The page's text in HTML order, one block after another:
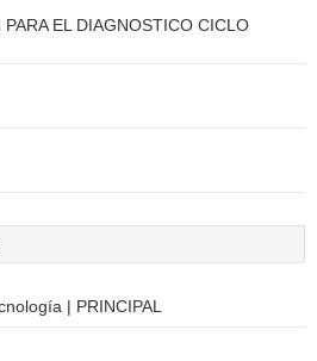
EL DIAGNOSTICO CICLO
| PRINCIPAL